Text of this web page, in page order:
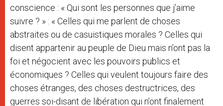
conscience : « Qui sont les personnes que j’aime
suivre ? » : « Celles qui me parlent de choses
abstraites ou de casuistiques morales ? Celles qui
disent appartenir au peuple de Dieu mais n’ont pas la
foi et négocient avec les pouvoirs publics et
économiques ? Celles qui veulent toujours faire des
choses étranges, des choses destructrices, des
guerres soi-disant de libération qui n’ont finalement